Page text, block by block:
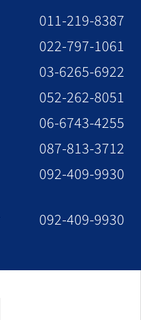
011-219-8387
022-797-1061
03-6265-6922
052-262-8051
06-6743-4255
087-813-3712
092-409-9930
092-409-9930